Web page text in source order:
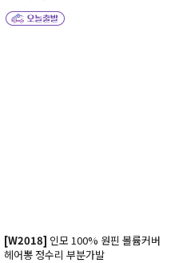
[W2018] 인모 100% 원핀 볼륨커버
헤어뽕 정수리 부분가발